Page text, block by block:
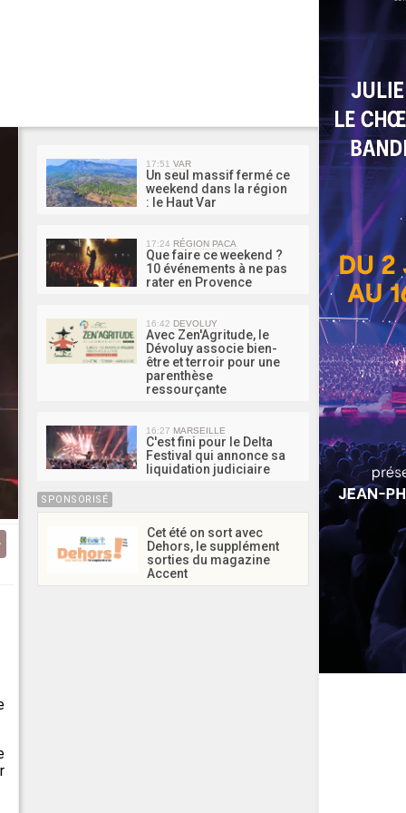
MA
17:51 VAR
Un seul massif fermé ce
weekend dans la région
: le Haut Var
17:24 RÉGION PACA
Que faire ce weekend ?
10 événements à ne pas
rater en Provence
16:42 DEVOLUY
Avec Zen'Agritude, le
Dévoluy associe bien-
être et terroir pour une
parenthèse
ressourçante
16:27 MARSEILLE
C'est fini pour le Delta
Festival qui annonce sa
liquidation judiciaire
SPONSORISÉ
Cet été on sort avec
Dehors, le supplément
sorties du magazine
Accent